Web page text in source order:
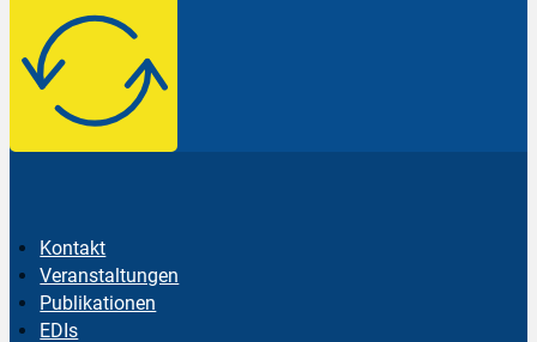
Kontakt
Veranstaltungen
Publikationen
EDIs